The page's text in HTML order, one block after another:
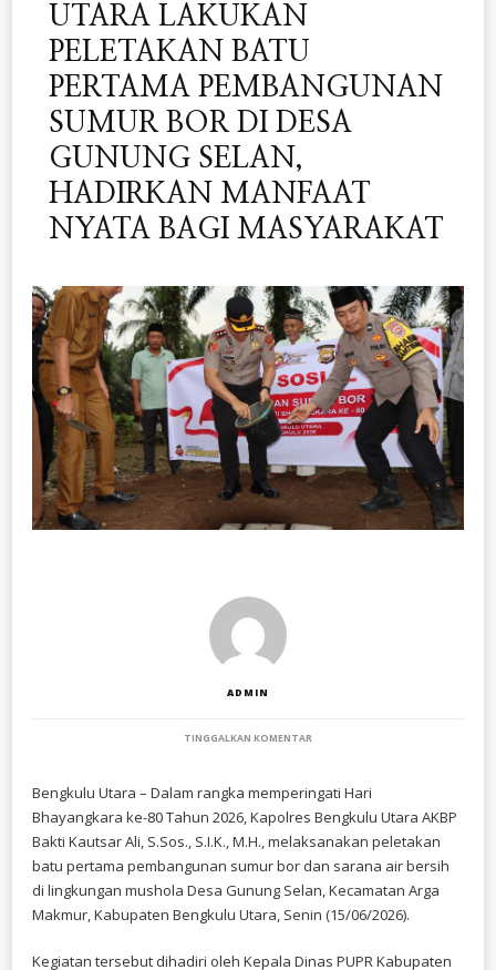
UTARA LAKUKAN
PELETAKAN BATU
PERTAMA PEMBANGUNAN
SUMUR BOR DI DESA
GUNUNG SELAN,
HADIRKAN MANFAAT
NYATA BAGI MASYARAKAT
ADMIN
TINGGALKAN KOMENTAR
UTARA
LAKUKAN
PELETAKAN
BATU
PEMBANGUNAN
SUMUR
DI
Bengkulu Utara – Dalam rangka memperingati Hari
Bhayangkara ke-80 Tahun 2026, Kapolres Bengkulu Utara AKBP
Bakti Kautsar Ali, S.Sos., S.I.K., M.H., melaksanakan peletakan
batu pertama pembangunan sumur bor dan sarana air bersih
di lingkungan mushola Desa Gunung Selan, Kecamatan Arga
Makmur, Kabupaten Bengkulu Utara, Senin (15/06/2026).
Kegiatan tersebut dihadiri oleh Kepala Dinas PUPR Kabupaten